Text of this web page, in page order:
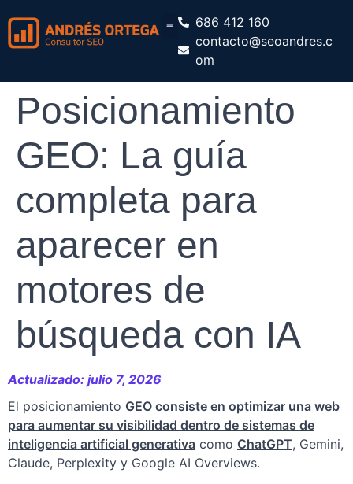
686 412 160
contacto@seoandres.c
om
Posicionamiento
GEO: La guía
completa para
aparecer en
motores de
búsqueda con IA
Actualizado: julio 7, 2026
El posicionamiento GEO consiste en optimizar una web
para aumentar su visibilidad dentro de sistemas de
inteligencia artificial generativa como ChatGPT, Gemini,
Claude, Perplexity y Google AI Overviews.